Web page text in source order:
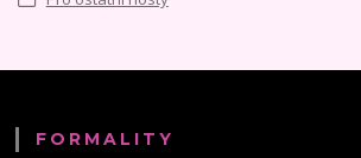
FORMALITY